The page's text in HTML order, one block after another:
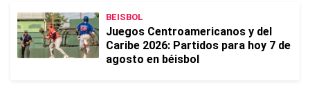
BEISBOL
Juegos Centroamericanos y del
Caribe 2026: Partidos para hoy 7 de
agosto en béisbol